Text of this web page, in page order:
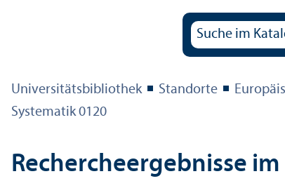
Universitäts­bibliothek Standorte
Systematik 0120
Rechercheergebnisse